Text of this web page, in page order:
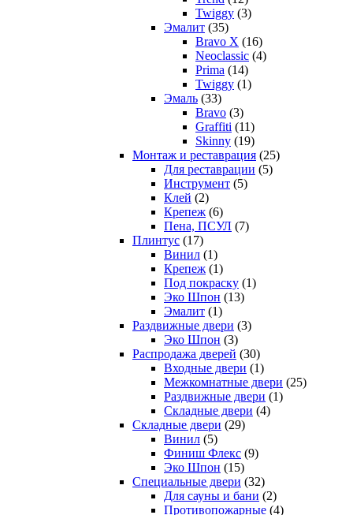
Twiggy (3)
Эмалит (35)
Bravo X (16)
Neoclassic (4)
Prima (14)
Twiggy (1)
Эмаль (33)
Bravo (3)
Graffiti (11)
Skinny (19)
Монтаж и реставрация (25)
Для реставрации (5)
Инструмент (5)
Клей (2)
Крепеж (6)
Пена, ПСУЛ (7)
Плинтус (17)
Винил (1)
Крепеж (1)
Под покраску (1)
Эко Шпон (13)
Эмалит (1)
Раздвижные двери (3)
Эко Шпон (3)
Распродажа дверей (30)
Входные двери (1)
Межкомнатные двери (25)
Раздвижные двери (1)
Складные двери (4)
Складные двери (29)
Винил (5)
Финиш Флекс (9)
Эко Шпон (15)
Специальные двери (32)
Для сауны и бани (2)
Противопожарные (4)